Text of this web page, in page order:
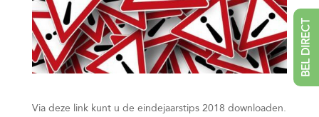
Via deze link kunt u de eindejaarstips 2018 downloaden.
BEL DIRECT